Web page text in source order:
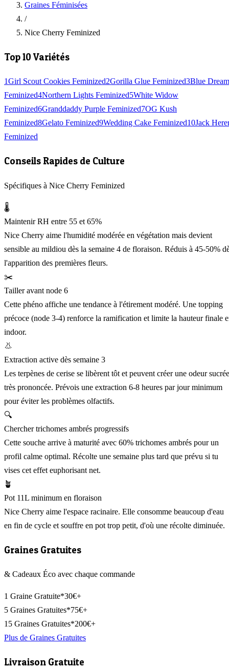
Graines Féminisées
/
Nice Cherry Feminized
Top 10 Variétés
1Girl Scout Cookies Feminized2Gorilla Glue Feminized3Blue Dream
Feminized4Northern Lights Feminized5White Widow
Feminized6Granddaddy Purple Feminized7OG Kush
Feminized8Gelato Feminized9Wedding Cake Feminized10Jack
Feminized
Conseils Rapides de Culture
Spécifiques à Nice Cherry Feminized
🌡️
Maintenir RH entre 55 et 65%
Nice Cherry aime l'humidité modérée en végétation mais devient
sensible au mildiou dès la semaine 4 de floraison. Réduis à 45-50%
l'apparition des premières fleurs.
✂️
Tailler avant node 6
Cette phéno affiche une tendance à l'étirement modéré. Une topping
précoce (node 3-4) renforce la ramification et limite la hauteur finale
indoor.
👃
Extraction active dès semaine 3
Les terpènes de cerise se libèrent tôt et peuvent créer une odeur sucrée
très prononcée. Prévois une extraction 6-8 heures par jour minimum
pour éviter les problèmes olfactifs.
🔍
Chercher trichomes ambrés progressifs
Cette souche arrive à maturité avec 60% trichomes ambrés pour un
profil calme optimal. Récolte une semaine plus tard que prévu si tu
vises cet effet euphorisant net.
🪴
Pot 11L minimum en floraison
Nice Cherry aime l'espace racinaire. Elle consomme beaucoup d'eau
en fin de cycle et souffre en pot trop petit, d'où une récolte diminuée.
Graines Gratuites
& Cadeaux Éco avec chaque commande
1 Graine Gratuite*30€+
5 Graines Gratuites*75€+
15 Graines Gratuites*200€+
Plus de Graines Gratuites
Livraison Gratuite